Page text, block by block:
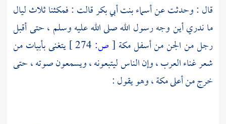
قال : وحدثت عنأسماء بنت أبي بكرقالت : فمكثنا ثلاث ليال
ما ندري أين وجه رسول الله صلى الله عليه وسلم ، حتى أقبل
رجل من الجن من أسفلمكة [ص:
يتغنى بأبيات من
شعر غناء العرب ، وإن الناس ليتبعونه ، ويسمعون صوته ، حتى
خرج من أعلىمكة ،وهو يقول :